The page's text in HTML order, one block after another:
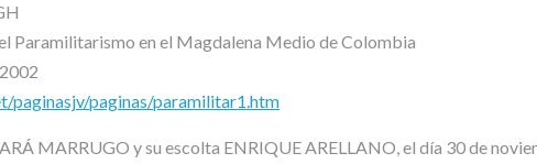
Paramilitarismo en el Magdalena Medio de Colombia
paginasjv/paginas/paramilitar1.htm
MARRUGO y su escolta ENRIQUE ARELLANO, el día 30 de